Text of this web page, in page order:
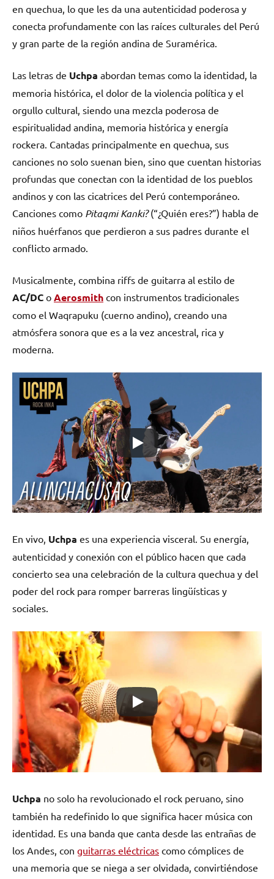
en quechua, lo que les da una autenticidad poderosa y
conecta profundamente con las raíces culturales del Perú
y gran parte de la región andina de Suramérica.
Las letras de Uchpa abordan temas como la identidad, la
memoria histórica, el dolor de la violencia política y el
orgullo cultural, siendo una mezcla poderosa de
espiritualidad andina, memoria histórica y energía
rockera. Cantadas principalmente en quechua, sus
canciones no solo suenan bien, sino que cuentan historias
profundas que conectan con la identidad de los pueblos
andinos y con las cicatrices del Perú contemporáneo.
Canciones como Pitaqmi Kanki?(“¿Quién eres?”) habla de
niños huérfanos que perdieron a sus padres durante el
conflicto armado.
Musicalmente, combina riffs de guitarra al estilo de
AC/DC o Aerosmith con instrumentos tradicionales
como el Waqrapuku (cuerno andino), creando una
atmósfera sonora que es a la vez ancestral, rica y
moderna.
En vivo, Uchpa es una experiencia visceral. Su energía,
autenticidad y conexión con el público hacen que cada
concierto sea una celebración de la cultura quechua y del
poder del rock para romper barreras lingüísticas y
sociales.
Uchpa no solo ha revolucionado el rock peruano, sino
también ha redefinido lo que significa hacer música con
identidad. Es una banda que canta desde las entrañas de
los Andes, con guitarras eléctricas como cómplices de
una memoria que se niega a ser olvidada, convirtiéndose